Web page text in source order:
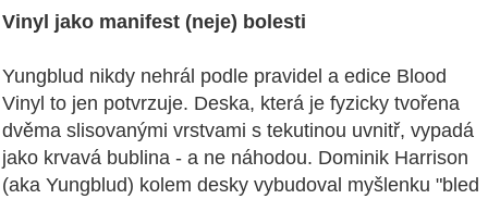
Vinyl jako manifest (neje) bolesti
Yungblud nikdy nehrál podle pravidel a edice Blood
Vinyl to jen potvrzuje. Deska, která je fyzicky tvořena
dvěma slisovanými vrstvami s tekutinou uvnitř, vypadá
jako krvavá bublina - a ne náhodou. Dominik Harrison
(aka Yungblud) kolem desky vybudoval myšlenku "bled